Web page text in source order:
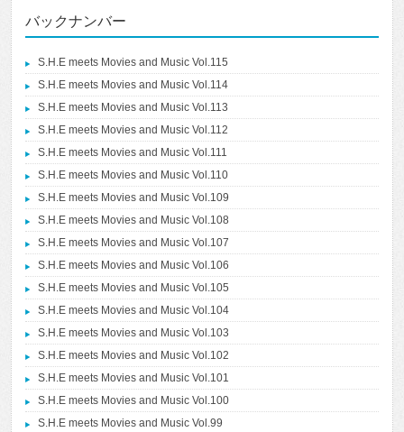
バックナンバー
S.H.E meets Movies and Music Vol.115
S.H.E meets Movies and Music Vol.114
S.H.E meets Movies and Music Vol.113
S.H.E meets Movies and Music Vol.112
S.H.E meets Movies and Music Vol.111
S.H.E meets Movies and Music Vol.110
S.H.E meets Movies and Music Vol.109
S.H.E meets Movies and Music Vol.108
S.H.E meets Movies and Music Vol.107
S.H.E meets Movies and Music Vol.106
S.H.E meets Movies and Music Vol.105
S.H.E meets Movies and Music Vol.104
S.H.E meets Movies and Music Vol.103
S.H.E meets Movies and Music Vol.102
S.H.E meets Movies and Music Vol.101
S.H.E meets Movies and Music Vol.100
S.H.E meets Movies and Music Vol.99